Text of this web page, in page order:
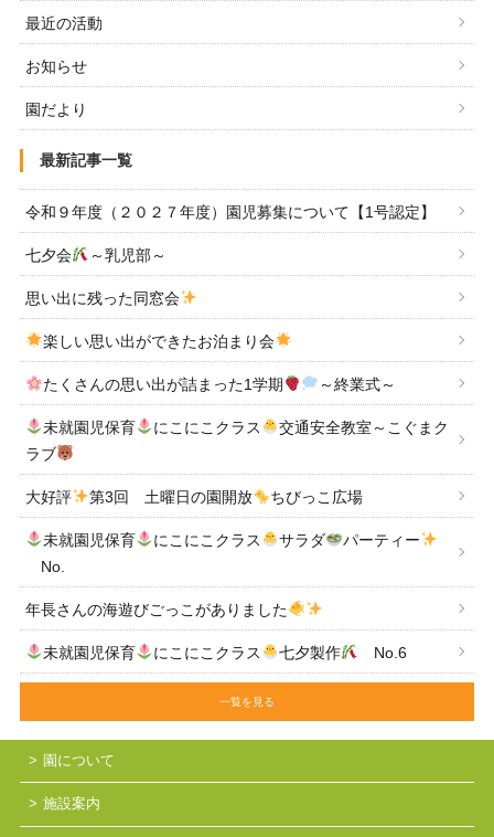
最近の活動
お知らせ
園だより
最新記事一覧
令和９年度（２０２７年度）園児募集について【1号認定】
七夕会 ～乳児部～
思い出に残った同窓会
楽しい思い出ができたお泊まり会
たくさんの思い出が詰まった1学期 ～終業式～
未就園児保育 にこにこクラス
交通安全教室～こぐまク
ラブ
大好評 第3回 土曜日の園開放 ちびっこ広場
未就園児保育 にこにこクラス サラダ
パーティー
No.
年長さんの海遊びごっこがありました
未就園児保育 にこにこクラス 七夕製作 No.6
一覧を見る
園について
施設案内